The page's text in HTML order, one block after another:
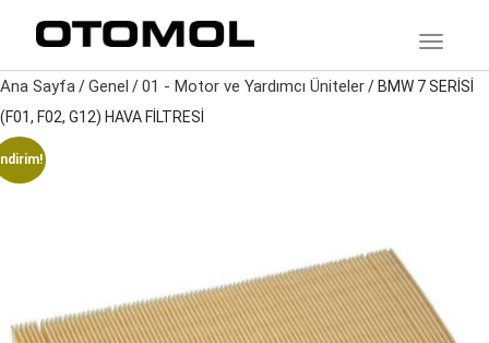
Ana Sayfa/Genel /01 - Motor ve Yardımcı Üniteler/ BMW 7 SERİSİ
(F01, F02, G12) HAVA FİLTRESİ